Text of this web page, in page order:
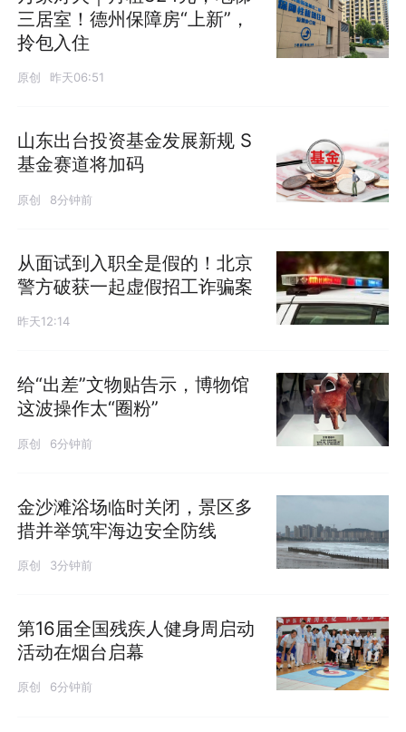
三居室！德州保障房“上新”，
拎包入住
原创 昨天06:51
山东出台投资基金发展新规 S
基金赛道将加码
原创 8分钟前
从面试到入职全是假的！北京
警方破获一起虚假招工诈骗案
昨天12:14
给“出差”文物贴告示，博物馆
这波操作太“圈粉”
原创 6分钟前
金沙滩浴场临时关闭，景区多
措并举筑牢海边安全防线
原创 3分钟前
第16届全国残疾人健身周启动
活动在烟台启幕
原创 6分钟前